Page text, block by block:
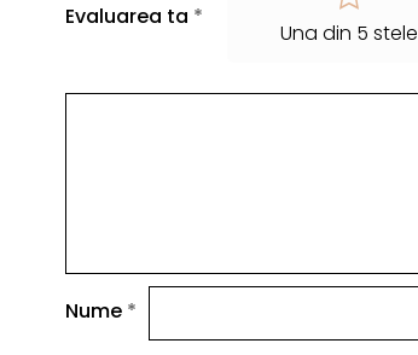
Evaluarea ta *
Una din 5 stele
Nume *